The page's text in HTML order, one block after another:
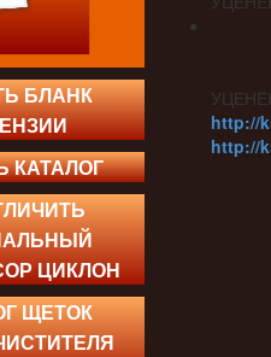
БЛАНК
КАТАЛОГ
ЦИКЛОН
ЩЕТОК
http://
http://